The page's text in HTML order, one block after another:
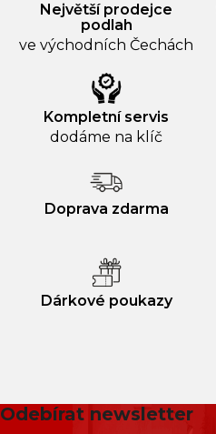
Největší prodejce
podlah
ve východních Čechách
Kompletní servis
dodáme na klíč
Doprava zdarma
Dárkové poukazy
Odebírat newsletter